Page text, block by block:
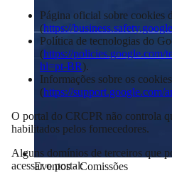
Eventos · Comissões
Página oficial sobre cookies
(https://
Política de tecnologias do
(https://policies.google.com/
hl=pt-BR).
Informações sobre os
(https://support.google.com/
O portal do CRCPR não controla
habilitados pelos fornecedores.
Alguns domínios de terceiros que
acessar o portal: